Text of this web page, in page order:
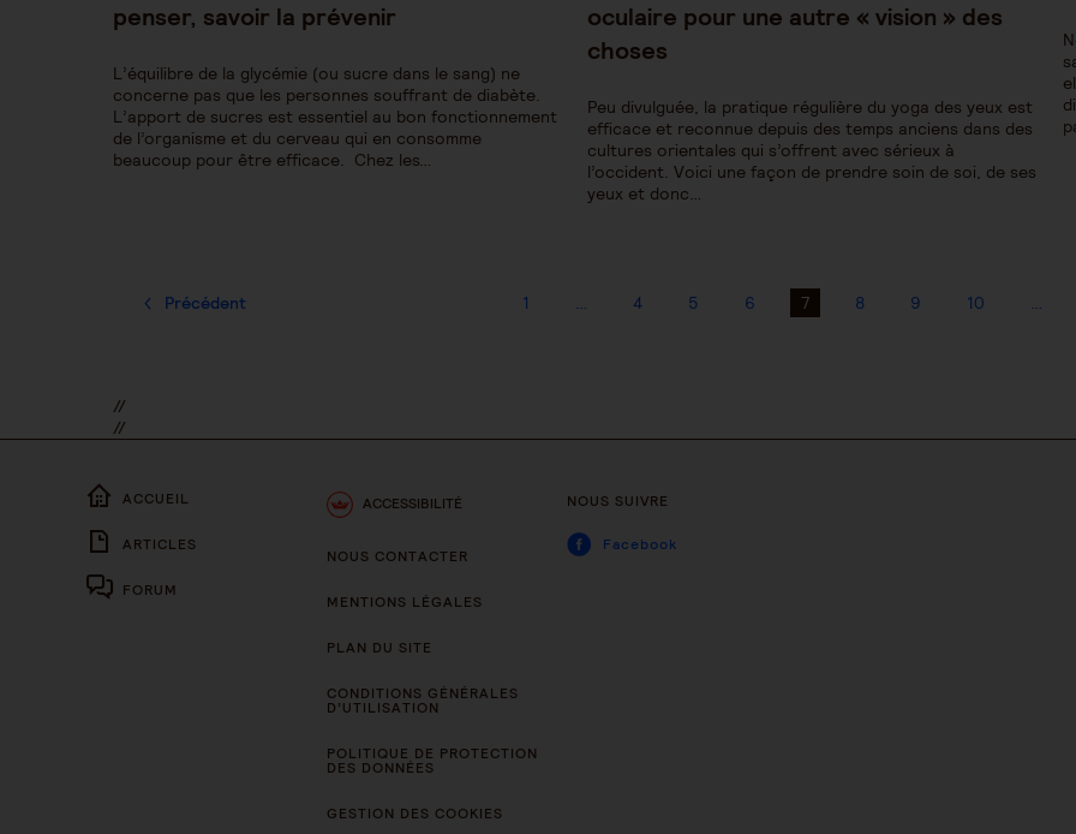
penser, savoir la prévenir
L’équilibre de la glycémie (ou sucre dans le sang) ne
concerne pas que les personnes souffrant de diabète.
L’apport de sucres est essentiel au bon fonctionnement
de l’organisme et du cerveau qui en consomme
beaucoup pour être efficace. Chez les…
oculaire pour une autre « vision » des
choses
Peu divulguée, la pratique régulière du yoga des yeux est
efficace et reconnue depuis des temps anciens dans des
cultures orientales qui s’offrent avec sérieux à
l’occident. Voici une façon de prendre soin de soi, de ses
yeux et donc…
Précédent 1 … 4 5 6 7 8 9 10 …
//
//
ACCUEIL
ARTICLES
FORUM
ACCESSIBILITÉ
NOUS CONTACTER
MENTIONS LÉGALES
PLAN DU SITE
CONDITIONS GÉNÉRALES
D’UTILISATION
POLITIQUE DE PROTECTION
DES DONNÉES
GESTION DES COOKIES
NOUS SUIVRE
Facebook